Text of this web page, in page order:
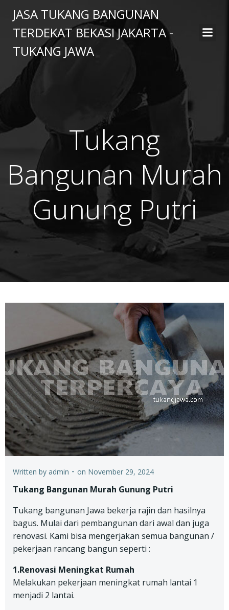
to
content
JASA TUKANG BANGUNAN
TERDEKAT BEKASI JAKARTA -
TUKANG JAWA
Tukang
Bangunan Murah
Gunung Putri
Written by admin - on November 29, 2024
Tukang Bangunan Murah Gunung Putri
Tukang bangunan Jawa bekerja rajin dan hasilnya
bagus. Mulai dari pembangunan dari awal dan juga
renovasi. Kami bisa mengerjakan semua bangunan /
pekerjaan rancang bangun seperti :
1.Renovasi Meningkat Rumah
Melakukan pekerjaan meningkat rumah lantai 1
menjadi 2 lantai.